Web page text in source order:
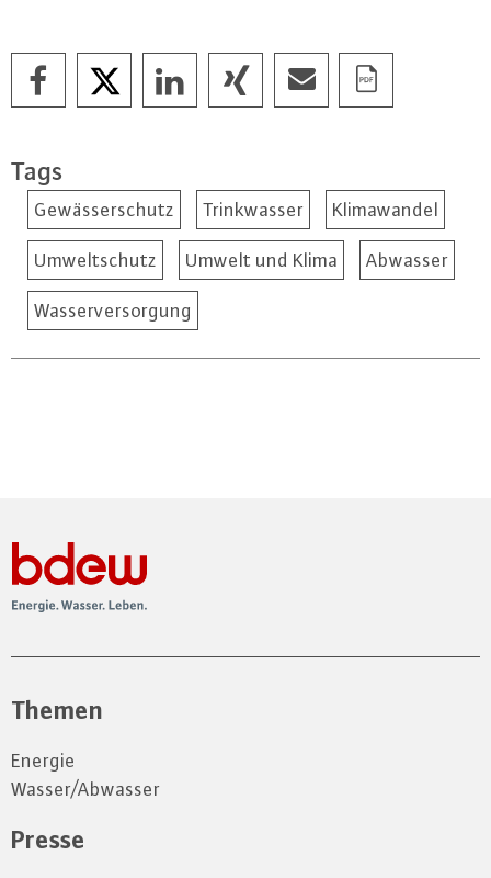
Tags
Gewässerschutz Trinkwasser Klimawandel
Umweltschutz Umwelt und Klima Abwasser
Wasserversorgung
Themen
Energie
Wasser/Abwasser
Presse